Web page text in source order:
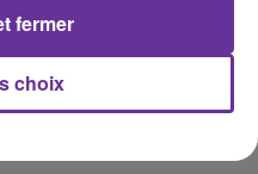
à entendre les signaux
choix
fermer